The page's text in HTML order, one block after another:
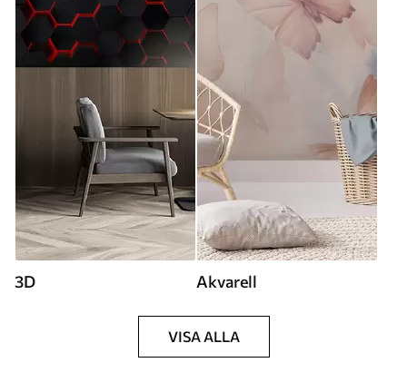
3D Akvarell
VISA ALLA